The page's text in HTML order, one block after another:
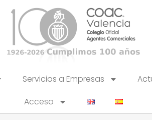
Servicios a Empresas
Acceso